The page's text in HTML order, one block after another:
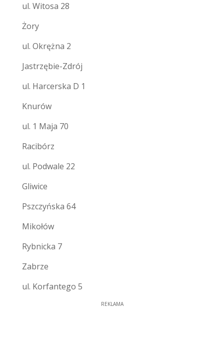
ul. Witosa 28
Żory
ul. Okrężna 2
Jastrzębie-Zdrój
ul. Harcerska D 1
Knurów
ul. 1 Maja 70
Racibórz
ul. Podwale 22
Gliwice
Pszczyńska 64
Mikołów
Rybnicka 7
Zabrze
ul. Korfantego 5
REKLAMA